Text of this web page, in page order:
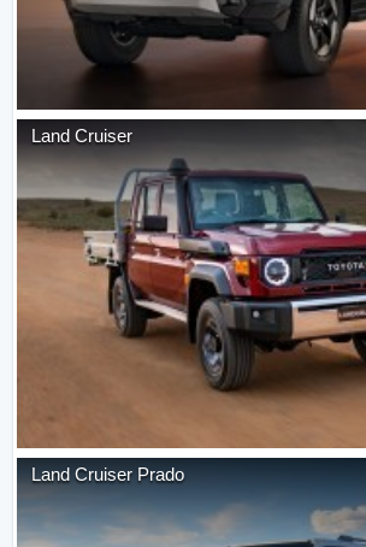
Land Cruiser
Land Cruiser Prado